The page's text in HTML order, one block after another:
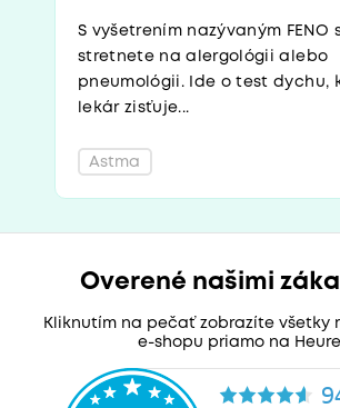
S vyšetrením nazývaným FENO
stretnete na alergológii alebo
pneumológii. Ide o test dychu,
lekár zisťuje...
Astma
Overené našimi
Kliknutím na pečať zobrazíte všetky
e-shopu priamo na